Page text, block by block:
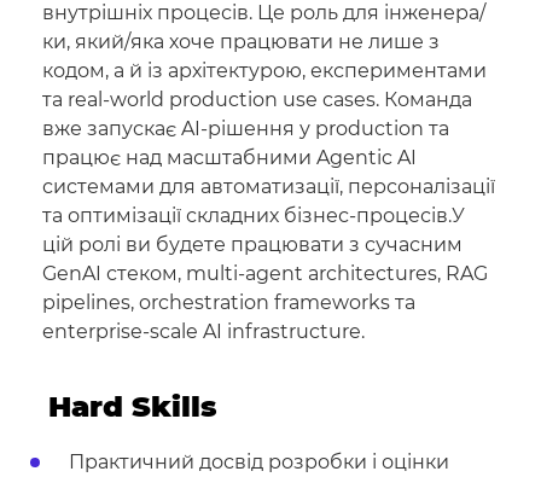
внутрішніх процесів. Це роль для інженера/
ки, який/яка хоче працювати не лише з
кодом, а й із архітектурою, експериментами
та real-world production use cases. Команда
вже запускає AI-рішення у production та
працює над масштабними Agentic AI
системами для автоматизації, персоналізації
та оптимізації складних бізнес-процесів.У
цій ролі ви будете працювати з сучасним
GenAI стеком, multi-agent architectures, RAG
pipelines, orchestration frameworks та
enterprise-scale AI infrastructure.
Hard Skills
Практичний досвід розробки і оцінки